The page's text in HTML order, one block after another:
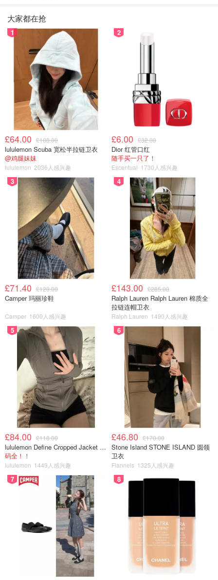
大家都在抢
1
£64.00 £108.00
lululemon Scuba 宽松半拉链卫衣
@鸡腿妹妹
lululemon 2036人感兴趣
2
£6.00 £32.00
Dior 红管口红
随手买一只了！
Escentual 1730人感兴趣
3
£71.40 £120.00
Camper 玛丽珍鞋
Camper 1600人感兴趣
4
£143.00 £285.00
Ralph Lauren Ralph Lauren 棉质全
拉链连帽卫衣
Ralph Lauren 1490人感兴趣
5
£84.00 £118.00
lululemon Define Cropped Jacket Nulu 短款夹克
码全！！
lululemon 1449人感兴趣
6
£46.80 £170.00
Stone Island STONE ISLAND 圆领
卫衣
Flannels 1325人感兴趣
7 8